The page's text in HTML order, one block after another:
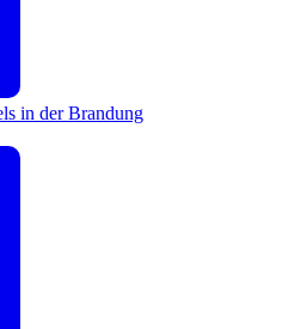
in der Brandung